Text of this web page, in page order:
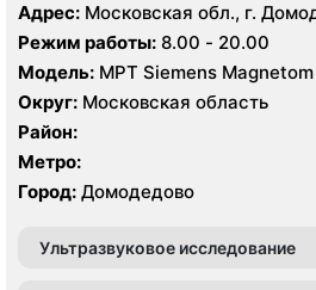
Адрес: Московская обл., г.
1
Режим работы:
8.00 - 20.00
Модель: МРТ Siemens
Округ: Московская область
Район:
Метро:
Город: Домодедово
Ультразвуковое исследование